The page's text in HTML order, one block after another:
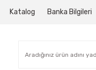
Katalog Banka Bilgileri